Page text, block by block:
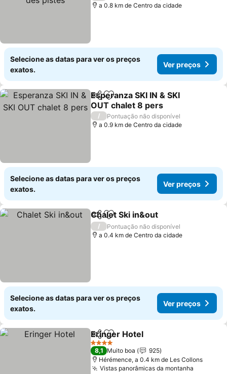
a 0.8 km de Centro da cidade
Selecione as datas para ver os preços
exatos.
Ver preços
PartilharAdicionar aos favoritos
Esperanza SKI IN & SKI
OUT chalet 8 pers
/
Pontuação não disponível
a 0.9 km de Centro da cidade
Selecione as datas para ver os preços
exatos.
Ver preços
PartilharAdicionar aos favoritos
Chalet Ski in&out
/
Pontuação não disponível
a 0.4 km de Centro da cidade
Selecione as datas para ver os preços
exatos.
Ver preços
PartilharAdicionar aos favoritos
Eringer Hotel
4 Estrelas
8,1 Muito boa
925
Hérémence, a 0.4 km de Les Collons
Vistas panorâmicas da montanha